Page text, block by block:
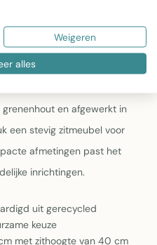
kg is de kruk stevig
verplaatsbaar
en afgewerkt in
een stevig zitmeubel voor
afmetingen past het
inrichtingen.
uit gerecycled
keuze
met zithoogte van 40 cm
Weigeren
alles